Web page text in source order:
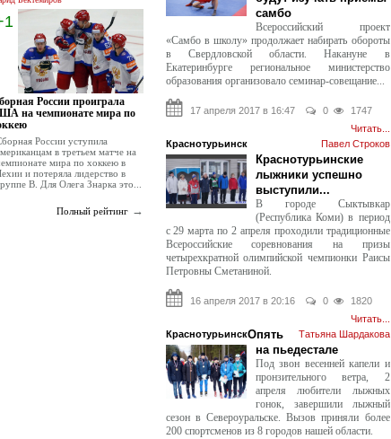
России проиграла
на чемпионате мира по
России уступила
в третьем матче на
мира по хоккею в
и потеряла лидерство в
В. Для Олега Знарка это...
Полный рейтинг→
самбо
Всероссийский проект
«Самбо в школу» продолжает набирать обороты
в Свердловской области. Накануне в
Екатеринбурге региональное министерство
образования организовало семинар-совещание...
17 апреля 2017 в 16:47 0
1747
Читать...
Краснотурьинск
Павел Строков
Краснотурьинские
лыжники успешно
выступили...
В городе Сыктывкар
(Республика Коми) в период
с 29 марта по 2 апреля проходили традиционные
Всероссийские соревнования на призы
четырехкратной олимпийской чемпионки Раисы
Петровны Сметаниной.
16 апреля 2017 в 20:16 0
1820
Читать...
Краснотурьинск
Татьяна Шардакова
Опять
на пьедестале
Под звон весенней капели и
пронзительного ветра, 2
апреля любители лыжных
гонок, завершили лыжный
сезон в Североуральске. Вызов приняли более
200 спортсменов из 8 городов нашей области.